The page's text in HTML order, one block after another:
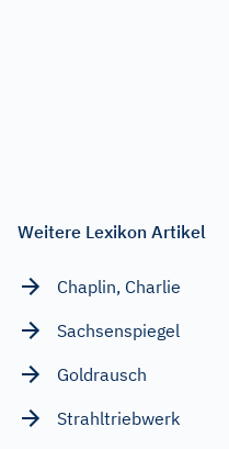
Weitere Lexikon Artikel
Chaplin, Charlie
Sachsenspiegel
Goldrausch
Strahltriebwerk